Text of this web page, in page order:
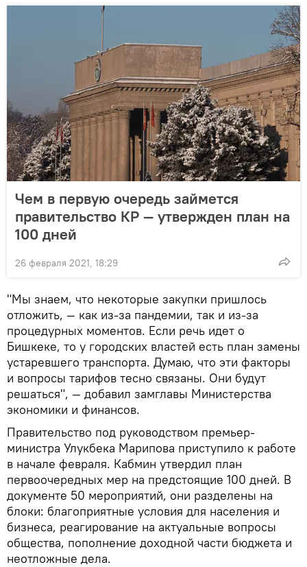
Чем в первую очередь займется
правительство КР — утвержден план на
100 дней
26 февраля 2021, 18:29
"Мы знаем, что некоторые закупки пришлось
отложить, — как из-за пандемии, так и из-за
процедурных моментов. Если речь идет о
Бишкеке, то у городских властей есть план замены
устаревшего транспорта. Думаю, что эти факторы
и вопросы тарифов тесно связаны. Они будут
решаться", — добавил замглавы Министерства
экономики и финансов.
Правительство под руководством премьер-
министра Улукбека Марипова приступило к работе
в начале февраля. Кабмин утвердил план
первоочередных мер на предстоящие 100 дней. В
документе 50 мероприятий, они разделены на
блоки: благоприятные условия для населения и
бизнеса, реагирование на актуальные вопросы
общества, пополнение доходной части бюджета и
неотложные дела.